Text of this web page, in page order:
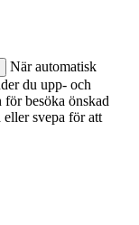
När automatisk
du upp- och
för besöka önskad
eller svepa för att